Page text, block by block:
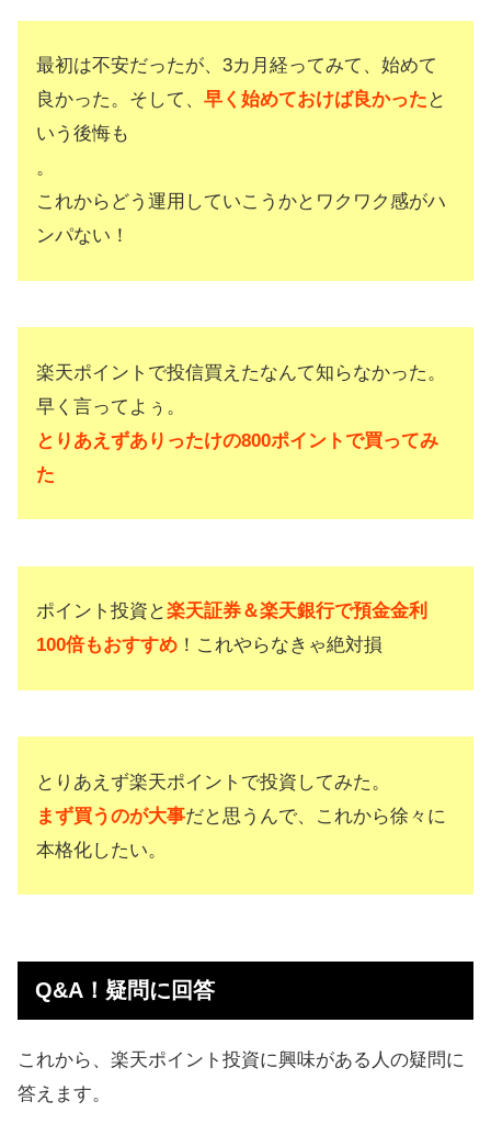
最初は不安だったが、3カ月経ってみて、始めて
良かった。そして、 早く始めておけば良かった と
いう後悔も
。
これからどう運用していこうかとワクワク感がハ
ンパない！
楽天ポイントで投信買えたなんて知らなかった。
早く言ってよぅ。
とりあえずありったけの800ポイントで買ってみ
た
ポイント投資と楽天証券＆楽天銀行で預金金利
100倍もおすすめ ！これやらなきゃ絶対損
とりあえず楽天ポイントで投資してみた。
まず買うのが大事だと思うんで、これから徐々に
本格化したい。
Q&A！疑問に回答
これから、楽天ポイント投資に興味がある人の疑問に
答えます。